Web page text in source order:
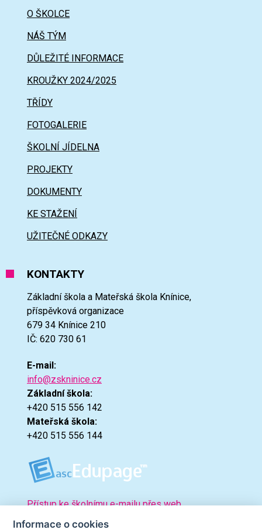
Informace o cookies
O ŠKOLCE
NÁŠ TÝM
DŮLEŽITÉ INFORMACE
KROUŽKY 2024/2025
TŘÍDY
FOTOGALERIE
ŠKOLNÍ JÍDELNA
PROJEKTY
DOKUMENTY
KE STAŽENÍ
UŽITEČNÉ ODKAZY
KONTAKTY
Základní škola a Mateřská škola Knínice,
příspěvková organizace
679 34 Knínice 210
IČ: 620 730 61
E-mail:
info@zskninice.cz
Základní škola:
+420 515 556 142
Mateřská škola:
+420 515 556 144
Přístup ke školnímu e-mailu přes web.